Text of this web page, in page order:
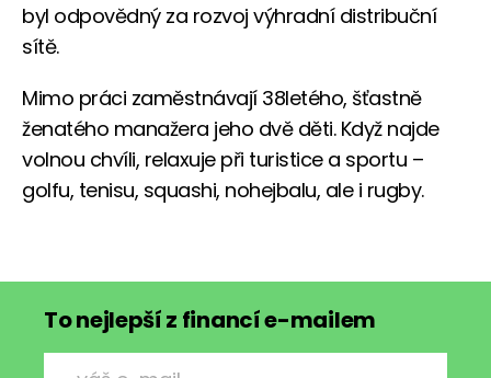
byl odpovědný za rozvoj výhradní distribuční
sítě.
Mimo práci zaměstnávají 38letého, šťastně
ženatého manažera jeho dvě děti. Když najde
volnou chvíli, relaxuje při turistice a sportu –
golfu, tenisu, squashi, nohejbalu, ale i rugby.
To nejlepší z financí e-mailem